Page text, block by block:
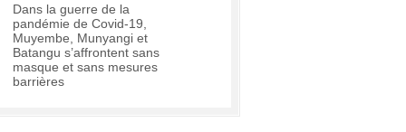
Dans la guerre de la
pandémie de Covid-19,
Muyembe, Munyangi et
Batangu s’affrontent sans
masque et sans mesures
barrières